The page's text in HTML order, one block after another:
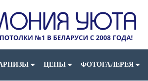
ЦЕНЫ ФОТОГАЛЕРЕЯ